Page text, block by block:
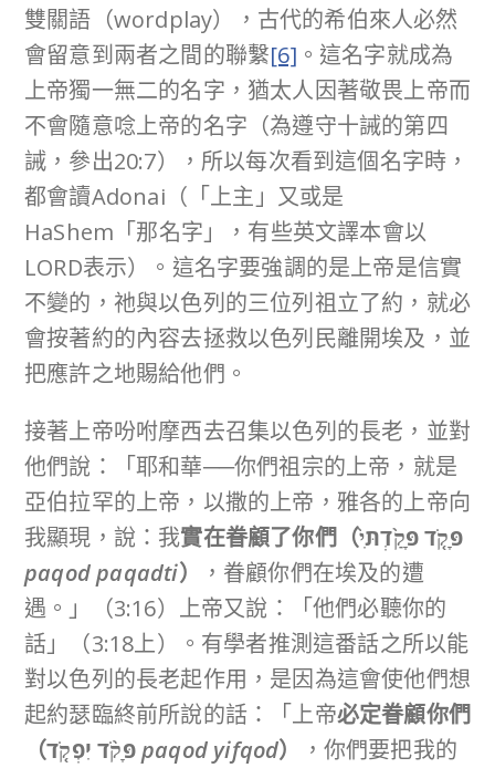
雙關語（wordplay），古代的希伯來人必然
會留意到兩者之間的聯繫[6] 。這名字就成為
上帝獨一無二的名字，猶太人因著敬畏上帝而
不會隨意唸上帝的名字（為遵守十誡的第四
誡，參出20:7），所以每次看到這個名字時，
都會讀Adonai（「上主」又或是
HaShem「那名字」，有些英文譯本會以
LORD表示）。這名字要強調的是上帝是信實
不變的，祂與以色列的三位列祖立了約，就必
會按著約的內容去拯救以色列民離開埃及，並
把應許之地賜給他們。
接著上帝吩咐摩西去召集以色列的長老，並對
他們說：「耶和華──你們祖宗的上帝，就是
亞伯拉罕的上帝，以撒的上帝，雅各的上帝向
我顯現，說：我實在眷顧了你們（פָּקֹ֤ד פָּקַ֙דְתִּי֙
paqod paqadti）
，眷顧你們在埃及的遭
遇。」（3:16）上帝又說：「他們必聽你的
話」（3:18上）。有學者推測這番話之所以能
對以色列的長老起作用，是因為這會使他們想
起約瑟臨終前所說的話：「上帝必定眷顧你們
（פָּקֹ֨ד יִפְקֹ֤דpaqod yifqod）
，你們要把我的